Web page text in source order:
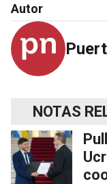
Autor
NOTAS